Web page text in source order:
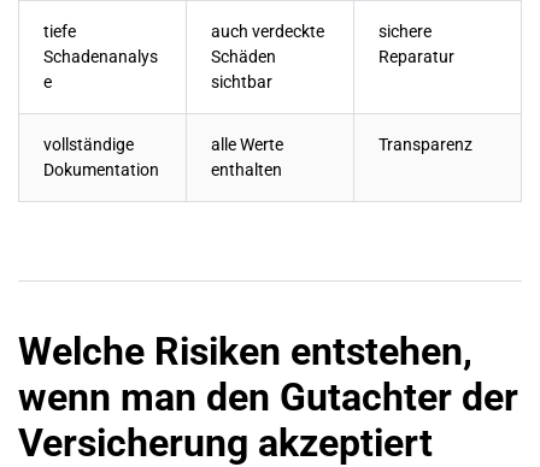
tiefe
Schadenanalys
e
auch verdeckte
Schäden
sichtbar
sichere
Reparatur
vollständige
Dokumentation
alle Werte
enthalten
Transparenz
Welche Risiken entstehen,
wenn man den Gutachter der
Versicherung akzeptiert